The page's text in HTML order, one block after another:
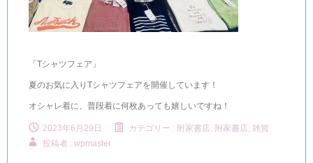
「Tシャツフェア」
夏のお気に入りTシャツフェアを開催しています！
オシャレ着に、普段着に何枚あっても嬉しいですね！
2023年6月29日 カテゴリー : 附家書店 附家書店, 雑貨
投稿者 : wpmaster